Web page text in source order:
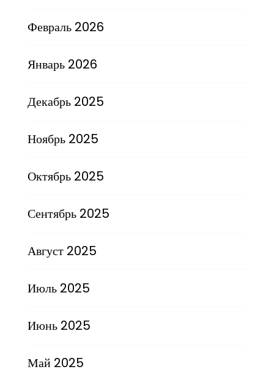
Февраль 2026
Январь 2026
Декабрь 2025
Ноябрь 2025
Октябрь 2025
Сентябрь 2025
Август 2025
Июль 2025
Июнь 2025
Май 2025